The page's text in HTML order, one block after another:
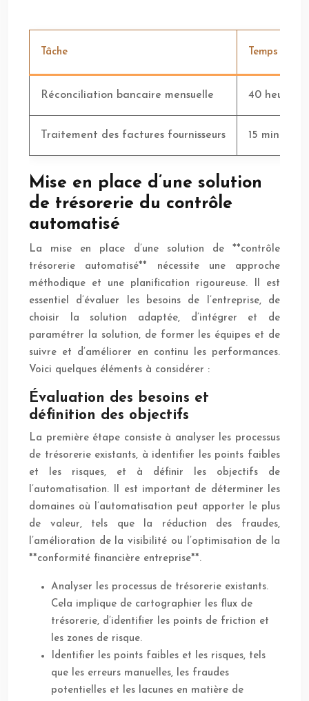
Tâche Temps
Réconciliation bancaire mensuelle 40 heures
Traitement des factures fournisseurs 15 minutes
Mise en place d’une solution
de trésorerie du contrôle
automatisé
La mise en place d’une solution de **contrôle
trésorerie automatisé** nécessite une approche
méthodique et une planification rigoureuse. Il est
essentiel d’évaluer les besoins de l’entreprise, de
choisir la solution adaptée, d’intégrer et de
paramétrer la solution, de former les équipes et de
suivre et d’améliorer en continu les performances.
Voici quelques éléments à considérer :
Évaluation des besoins et
définition des objectifs
La première étape consiste à analyser les processus
de trésorerie existants, à identifier les points faibles
et les risques, et à définir les objectifs de
l’automatisation. Il est important de déterminer les
domaines où l’automatisation peut apporter le plus
de valeur, tels que la réduction des fraudes,
l’amélioration de la visibilité ou l’optimisation de la
**conformité financière entreprise**.
Analyser les processus de trésorerie existants.
Cela implique de cartographier les flux de
trésorerie, d’identifier les points de friction et
les zones de risque.
Identifier les points faibles et les risques, tels
que les erreurs manuelles, les fraudes
potentielles et les lacunes en matière de